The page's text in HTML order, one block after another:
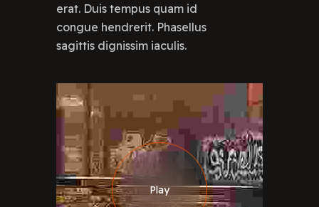
erat. Duis tempus quam id
congue hendrerit. Phasellus
sagittis dignissim iaculis.
Play